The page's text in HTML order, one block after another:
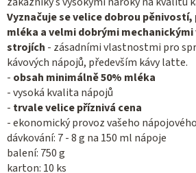
Vyznačuje se velice dobrou
mléka a velmi dobrými
strojích - zásadními vlastnostmi pro
kávových nápojů, především kávy latte.
- obsah minimálně 50% mléka
- vysoká kvalita nápojů
- trvale velice příznivá cena
- ekonomický provoz vašeho
dávkování: 7 - 8 g na 150 ml nápoje
balení: 750 g
karton: 10 ks